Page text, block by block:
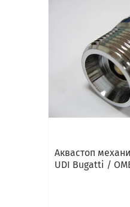
Аквастоп
UDI Bugatti /